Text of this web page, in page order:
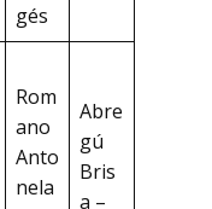
gés
Rom
ano
Anto
nela
Abre
gú
Bris
a –